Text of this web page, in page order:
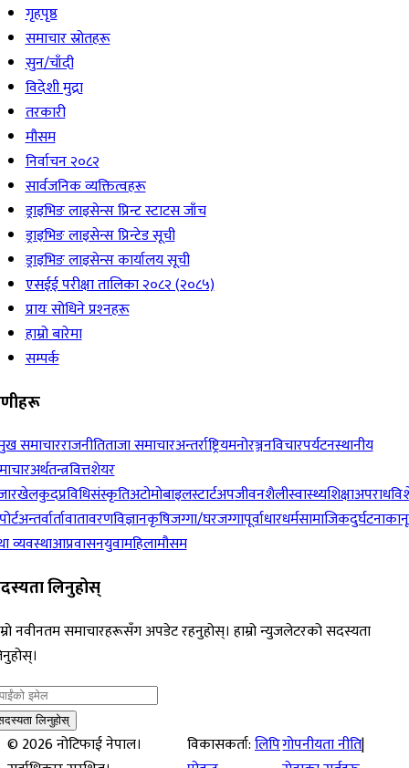
गृहपृष्ठ
समाचार स्रोतहरू
सुन/चाँदी
विदेशी मुद्रा
तरकारी
मौसम
निर्वाचन २०८२
सार्वजनिक व्यक्तित्वहरू
ड्राइभिङ लाइसेन्स प्रिन्ट स्टाटस जाँच
ड्राइभिङ लाइसेन्स प्रिन्टेड सूची
ड्राइभिङ लाइसेन्स कार्यालय सूची
एसईई परीक्षा तालिका २०८२ (२०८५)
प्रायः सोधिने प्रश्‍नहरू
हाम्रो बारेमा
सम्पर्क
समाचारराजनीतिताजा समाचारअन्तर्राष्ट्रियमनोरञ्जनविचारपर्यटनस्थानीय
अर्थतन्त्रवित्तशेयर
खेलकुदप्रविधिसंस्कृतिअटोमोबाइलस्टार्टअपजीवनशैलीस्वास्थ्यशिक्षाअपराध
अन्तर्वार्तावातावरणविज्ञानकृषिजग्गा/घरजग्गापूर्वाधारधर्मसामाजिकदुर्घटना
व्यवस्थाआप्रवासनयुवामहिलामौसम
लिनुहोस्
नवीनतम समाचारहरूसँग अपडेट रहनुहोस्। हाम्रो न्युजलेटरको सदस्यता
लिनुहोस्
©2026नोटिफाई नेपाल।
विकासकर्ता:लिपिगोपनीयता नीति|